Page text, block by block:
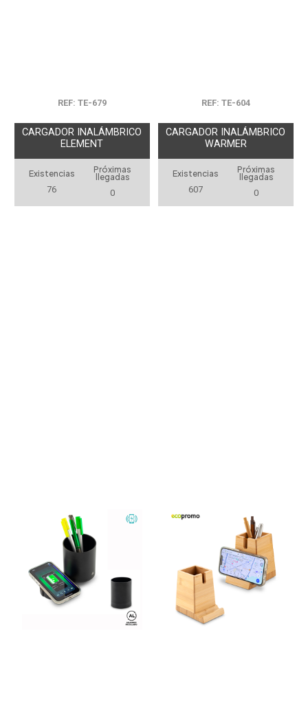
REF: TE-679
CARGADOR INALÁMBRICO
ELEMENT
Existencias
76
Próximas
llegadas
0
REF: TE-604
CARGADOR INALÁMBRICO
WARMER
Existencias
607
Próximas
llegadas
0